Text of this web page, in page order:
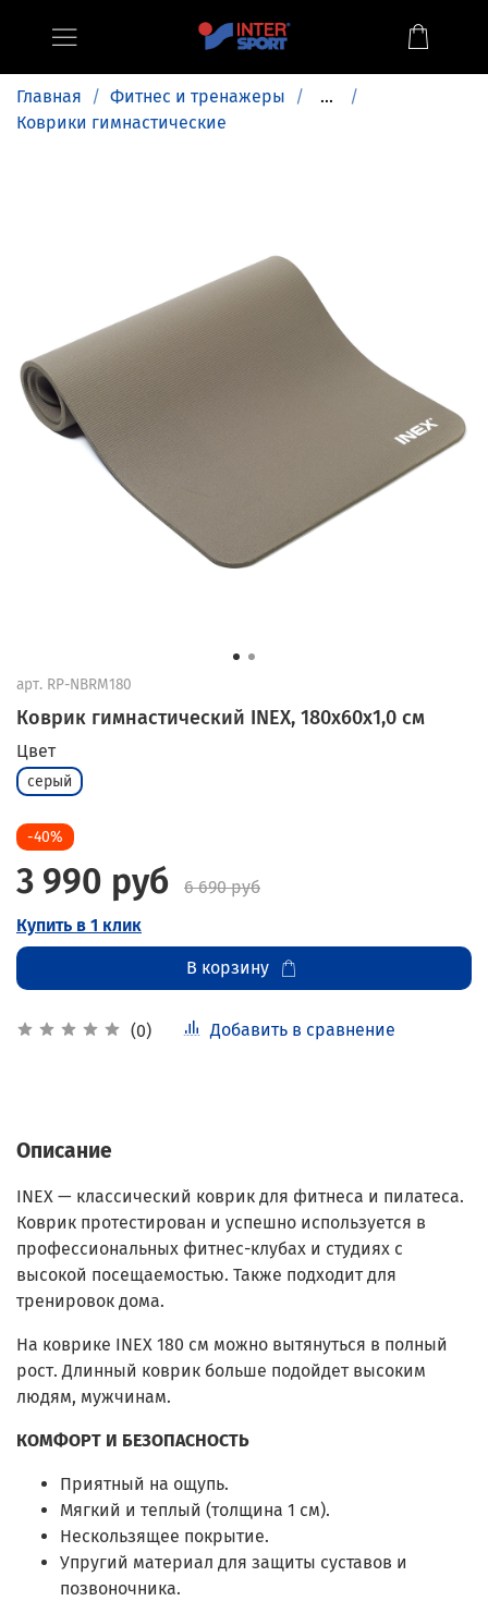
Главная Фитнес и тренажеры
...
Коврики гимнастические
арт. RP-NBRM180
Коврик гимнастический INEX, 180x60x1,0 см
(0) Добавить в сравнение
Цвет
серый
-40%
3 990 руб
6 690 руб
Купить в 1 клик
В корзину
Описание
INEX — классический коврик для фитнеса и пилатеса.
Коврик протестирован и успешно используется в
профессиональных фитнес-клубах и студиях с
высокой посещаемостью. Также подходит для
тренировок дома.
На коврике INEX 180 см можно вытянуться в полный
рост. Длинный коврик больше подойдет высоким
людям, мужчинам.
КОМФОРТ И БЕЗОПАСНОСТЬ
Приятный на ощупь.
Мягкий и теплый (толщина 1 см).
Нескользящее покрытие.
Упругий материал для защиты суставов и
позвоночника.